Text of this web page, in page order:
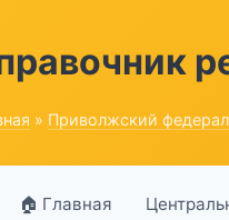
» Приволжский
🏠 Главная